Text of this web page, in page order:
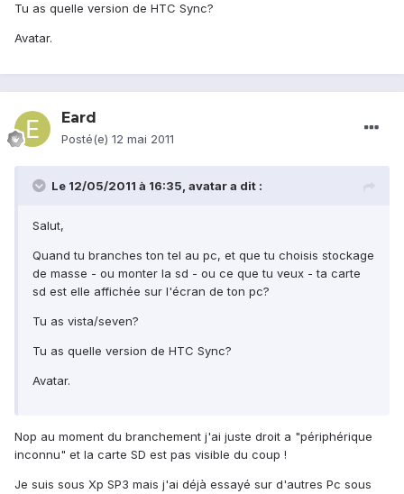
Tu as quelle version de HTC Sync?
Avatar.
Eard
Posté(e) 12 mai 2011
Le 12/05/2011 à 16:35, avatar a dit :
Salut,
Quand tu branches ton tel au pc, et que tu choisis stockage
de masse - ou monter la sd - ou ce que tu veux - ta carte
sd est elle affichée sur l'écran de ton pc?
Tu as vista/seven?
Tu as quelle version de HTC Sync?
Avatar.
Nop au moment du branchement j'ai juste droit a "périphérique
inconnu" et la carte SD est pas visible du coup !
Je suis sous Xp SP3 mais j'ai déjà essayé sur d'autres Pc sous